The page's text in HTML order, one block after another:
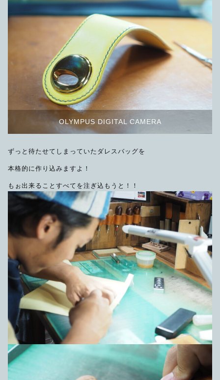
OLYMPUS DIGITAL CAMERA
ずっと待たせてしまっていたダレスバッグを
本格的に作り込みますよ！
もぉ出来ることすべてを注ぎ込もうと！！